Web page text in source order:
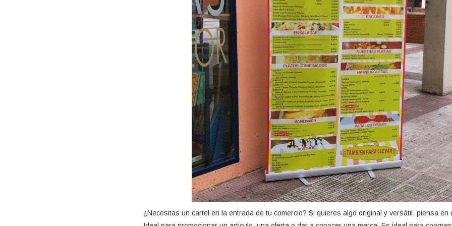
¿Necesitas un cartel en la entrada de tu comercio? Si quieres algo original y versátil, piensa